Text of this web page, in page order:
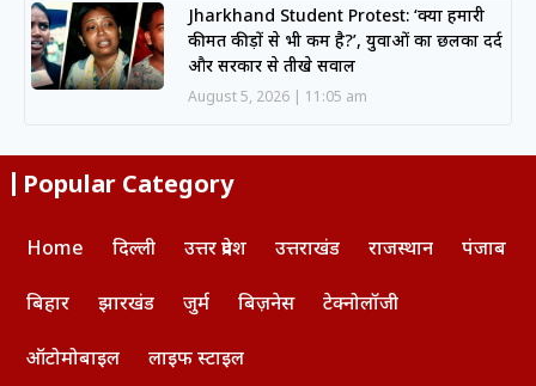
Jharkhand Student Protest: ‘क्या हमारी
कीमत कीड़ों से भी कम है?’, युवाओं का छलका दर्द
और सरकार से तीखे सवाल
August 5, 2026 11:05 am
Popular Category
Home दिल्ली उत्तर प्रदेश उत्तराखंड राजस्थान पंजाब
बिहार झारखंड जुर्म बिज़नेस टेक्नोलॉजी
ऑटोमोबाइल लाइफ स्टाइल